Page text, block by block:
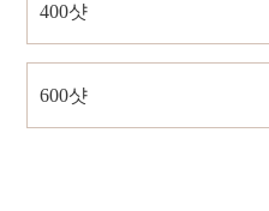
400샷
600샷